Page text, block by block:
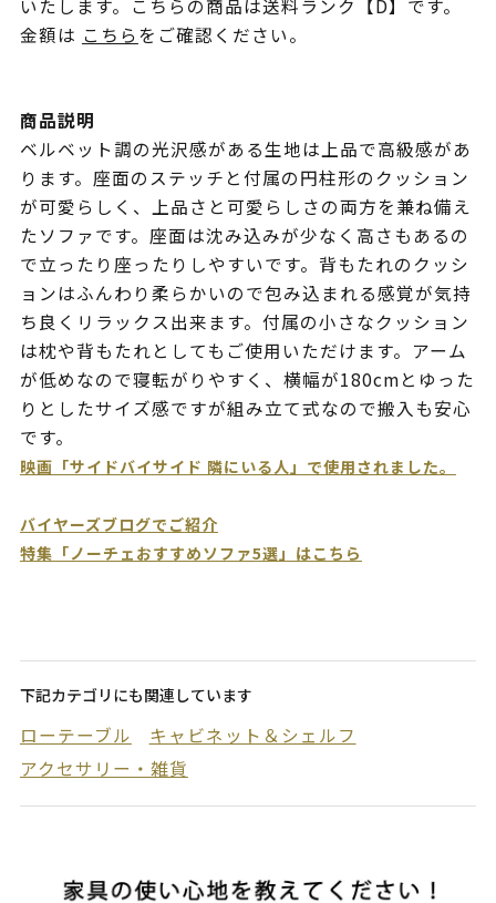
いたします。こちらの商品は送料ランク【D】です。
金額は こちらをご確認ください。
商品説明
ベルベット調の光沢感がある生地は上品で高級感があ
ります。座面のステッチと付属の円柱形のクッション
が可愛らしく、上品さと可愛らしさの両方を兼ね備え
たソファです。座面は沈み込みが少なく高さもあるの
で立ったり座ったりしやすいです。背もたれのクッシ
ョンはふんわり柔らかいので包み込まれる感覚が気持
ち良くリラックス出来ます。付属の小さなクッション
は枕や背もたれとしてもご使用いただけます。アーム
が低めなので寝転がりやすく、横幅が180cmとゆった
りとしたサイズ感ですが組み立て式なので搬入も安心
です。
映画「サイドバイサイド 隣にいる人」で使用されました。
バイヤーズブログでご紹介
特集「ノーチェおすすめソファ5選」はこちら
下記カテゴリにも関連しています
ローテーブル
キャビネット＆シェルフ
アクセサリー・雑貨